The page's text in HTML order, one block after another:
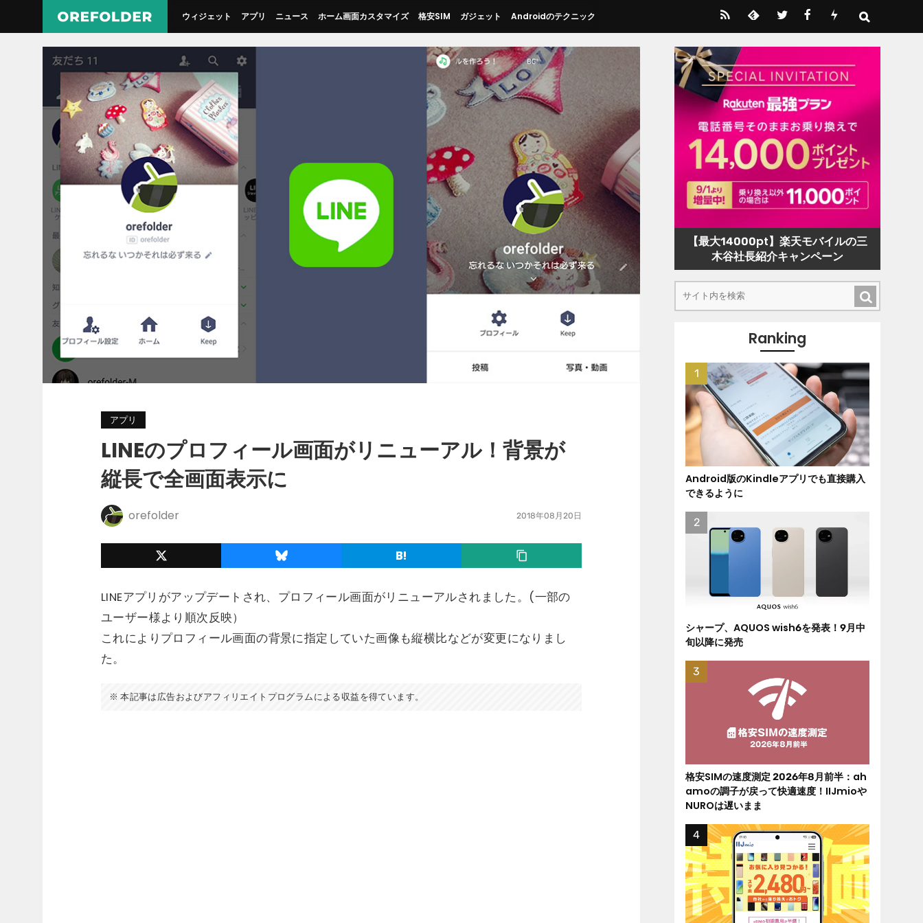
ウィジェット アプリ ニュース ホーム画面カスタマイズ 格安SIM ガジェット Androidのテクニック
アプリ
LINEのプロフィール画面がリニューアル！背景が
縦長で全画面表示に
orefolder 2018年08月20日
LINEアプリがアップデートされ、プロフィール画面がリニューアルされました。(一部の
ユーザー様より順次反映）
これによりプロフィール画面の背景に指定していた画像も縦横比などが変更になりまし
た。
本記事は広告およびアフィリエイトプログラムによる収益を得ています。
【最大14000pt】楽天モバイルの三
木谷社長紹介キャンペーン
Ranking
Android版のKindleアプリでも直接購入
できるように
シャープ、AQUOS wish6を発表！9月中
旬以降に発売
格安SIMの速度測定 2026年8月前半：ah
amoの調子が戻って快適速度！IIJmioや
NUROは遅いまま